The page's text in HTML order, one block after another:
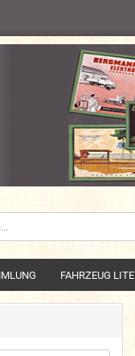
FAHRZEUG